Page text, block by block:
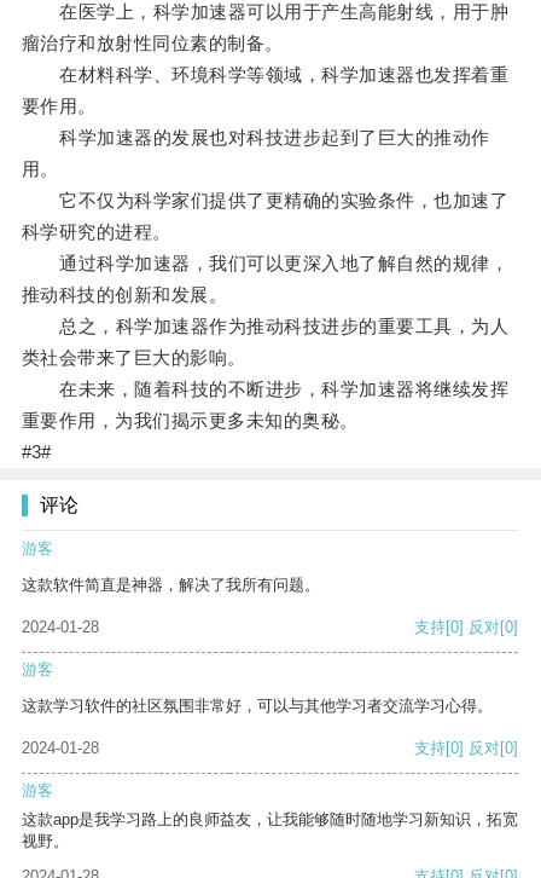
在医学上，科学加速器可以用于产生高能射线，用于肿
瘤治疗和放射性同位素的制备。
在材料科学、环境科学等领域，科学加速器也发挥着重
要作用。
科学加速器的发展也对科技进步起到了巨大的推动作
用。
它不仅为科学家们提供了更精确的实验条件，也加速了
科学研究的进程。
通过科学加速器，我们可以更深入地了解自然的规律，
推动科技的创新和发展。
总之，科学加速器作为推动科技进步的重要工具，为人
类社会带来了巨大的影响。
在未来，随着科技的不断进步，科学加速器将继续发挥
重要作用，为我们揭示更多未知的奥秘。
#3#
评论
游客
这款软件简直是神器，解决了我所有问题。
2024-01-28 支持[0] 反对[0]
游客
这款学习软件的社区氛围非常好，可以与其他学习者交流学习心得。
2024-01-28 支持[0] 反对[0]
游客
这款app是我学习路上的良师益友，让我能够随时随地学习新知识，拓宽
视野。